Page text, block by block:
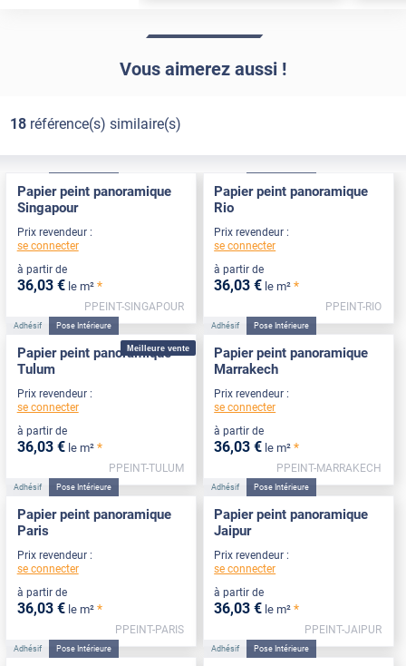
Vous aimerez aussi !
18référence(s) similaire(s)
Papier peint panoramique
Singapour
Prix revendeur :
se connecter
à partir de
36,03 € le m² *
PPEINT-SINGAPOUR
Papier peint panoramique
Rio
Prix revendeur :
se connecter
à partir de
36,03 € le m² *
PPEINT-RIO
Meilleure vente
Adhésif Pose Intérieure
Papier peint panoramique
Tulum
Prix revendeur :
se connecter
à partir de
36,03 € le m² *
PPEINT-TULUM
Adhésif Pose Intérieure
Papier peint panoramique
Marrakech
Prix revendeur :
se connecter
à partir de
36,03 € le m² *
PPEINT-MARRAKECH
Adhésif Pose Intérieure
Papier peint panoramique
Paris
Prix revendeur :
se connecter
à partir de
36,03 € le m² *
PPEINT-PARIS
Adhésif Pose Intérieure
Papier peint panoramique
Jaipur
Prix revendeur :
se connecter
à partir de
36,03 € le m² *
PPEINT-JAIPUR
Adhésif Pose Intérieure Adhésif Pose Intérieure